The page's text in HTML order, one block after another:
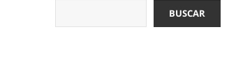
BUSCAR